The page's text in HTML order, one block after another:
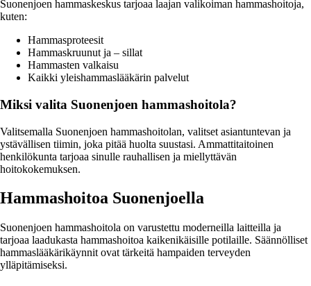
Suonenjoen hammaskeskus tarjoaa laajan valikoiman hammashoitoja,
kuten:
Hammasproteesit
Hammaskruunut ja – sillat
Hammasten valkaisu
Kaikki yleishammaslääkärin palvelut
Miksi valita Suonenjoen hammashoitola?
Valitsemalla Suonenjoen hammashoitolan, valitset asiantuntevan ja
ystävällisen tiimin, joka pitää huolta suustasi. Ammattitaitoinen
henkilökunta tarjoaa sinulle rauhallisen ja miellyttävän
hoitokokemuksen.
Hammashoitoa Suonenjoella
Suonenjoen hammashoitola on varustettu moderneilla laitteilla ja
tarjoaa laadukasta hammashoitoa kaikenikäisille potilaille. Säännölliset
hammaslääkärikäynnit ovat tärkeitä hampaiden terveyden
ylläpitämiseksi.